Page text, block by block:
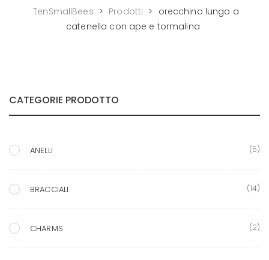
TenSmallBees > Prodotti > orecchino lungo a
catenella con ape e tormalina
CATEGORIE PRODOTTO
ANELLI (5)
BRACCIALI (14)
CHARMS (2)